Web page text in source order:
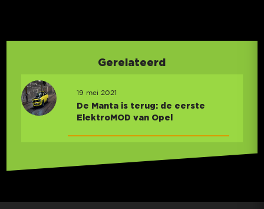
Gerelateerd
19 mei 2021
De Manta is terug: de eerste
ElektroMOD van Opel